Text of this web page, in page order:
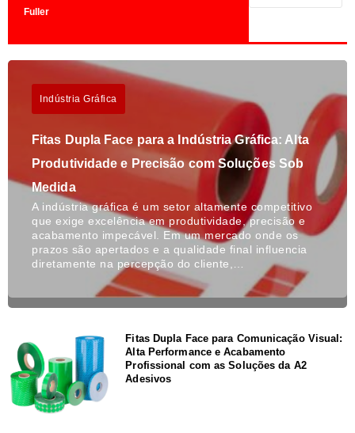
Fuller
Indústria Gráfica
Fitas Dupla Face para a Indústria Gráfica: Alta
Produtividade e Precisão com Soluções Sob
Medida
A indústria gráfica é um setor altamente competitivo
que exige excelência em produtividade, precisão e
acabamento impecável. Em um mercado onde os
prazos são apertados e a qualidade final influencia
diretamente na percepção do cliente,…
Fitas Dupla Face para Comunicação Visual:
Alta Performance e Acabamento
Profissional com as Soluções da A2
Adesivos